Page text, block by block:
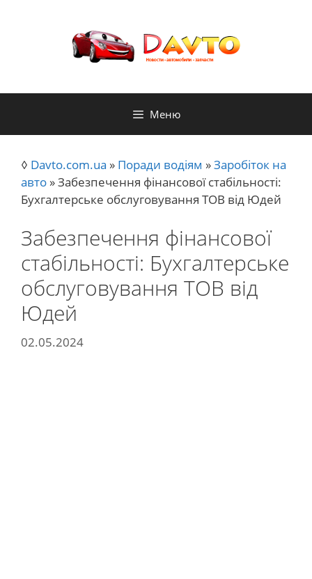
Меню
◊ Davto.com.ua » Поради водіям »Заробіток на
авто »Забезпечення фінансової стабільності:
Бухгалтерське обслуговування ТОВ від Юдей
Забезпечення фінансової
стабільності: Бухгалтерське
обслуговування ТОВ від
Юдей
02.05.2024